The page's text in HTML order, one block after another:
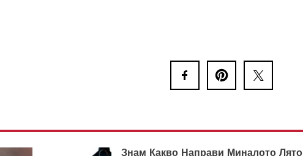
Знам Какво Направи Миналото Лято